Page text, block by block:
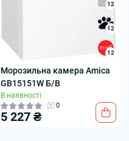
12
12
12
Морозильна камера Amica
GB15151W Б/В
В наявності
0
5 227 ₴